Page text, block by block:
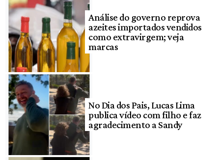
Análise do governo reprova
azeites importados vendidos
como extravirgem; veja
marcas
No Dia dos Pais, Lucas Lima
publica vídeo com filho e faz
agradecimento a Sandy